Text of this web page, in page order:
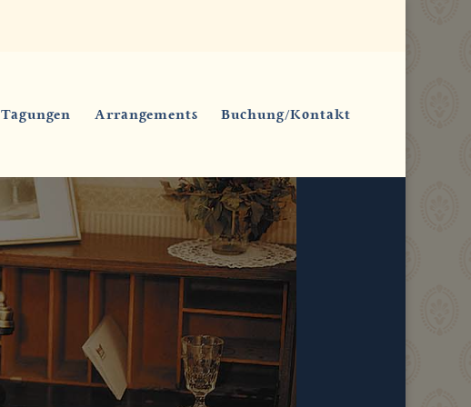
Tagungen Arrangements Buchung/Kontakt